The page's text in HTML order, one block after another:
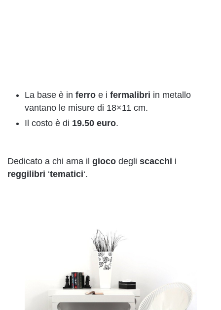
La base è in ferro e i fermalibri in metallo
vantano le misure di 18×11 cm.
Il costo è di 19.50 euro.
Dedicato a chi ama il gioco degli scacchi i
reggilibri ‘tematici‘.